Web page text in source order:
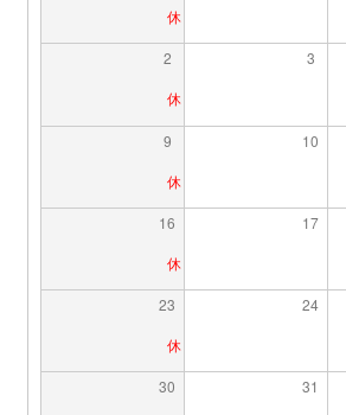
2 3
9 10
16 17
23 24
30 31